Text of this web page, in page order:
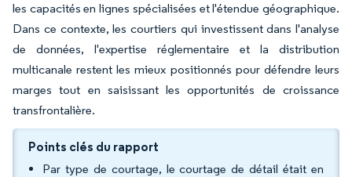
les capacités en lignes spécialisées et l'étendue géographique.
Dans ce contexte, les courtiers qui investissent dans l'analyse
de données, l'expertise réglementaire et la distribution
multicanale restent les mieux positionnés pour défendre leurs
marges tout en saisissant les opportunités de croissance
transfrontalière.
Points clés du rapport
Par type de courtage, le courtage de détail était en